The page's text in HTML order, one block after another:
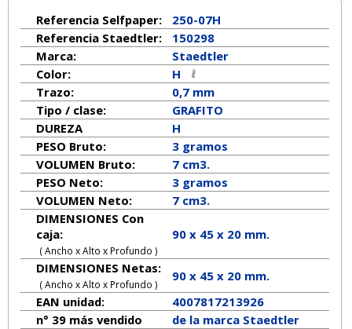
Referencia Selfpaper:
250-07H
Referencia Staedtler:
150298
Marca:
Staedtler
Color:
H
Trazo:
0,7 mm
Tipo / clase:
GRAFITO
DUREZA
H
PESO Bruto:
3 gramos
VOLUMEN Bruto:
7 cm3.
PESO Neto:
3gramos
VOLUMEN Neto:
7 cm3.
DIMENSIONES Con
caja:
( Ancho x Alto x Profundo )
90 x 45 x 20 mm.
DIMENSIONES Netas:
( Ancho x Alto x Profundo )
90x 45x 20mm.
EAN unidad:
4007817213926
n° 39 más vendido
de la marca Staedtler